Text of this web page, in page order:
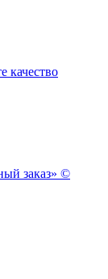
заказ» ©